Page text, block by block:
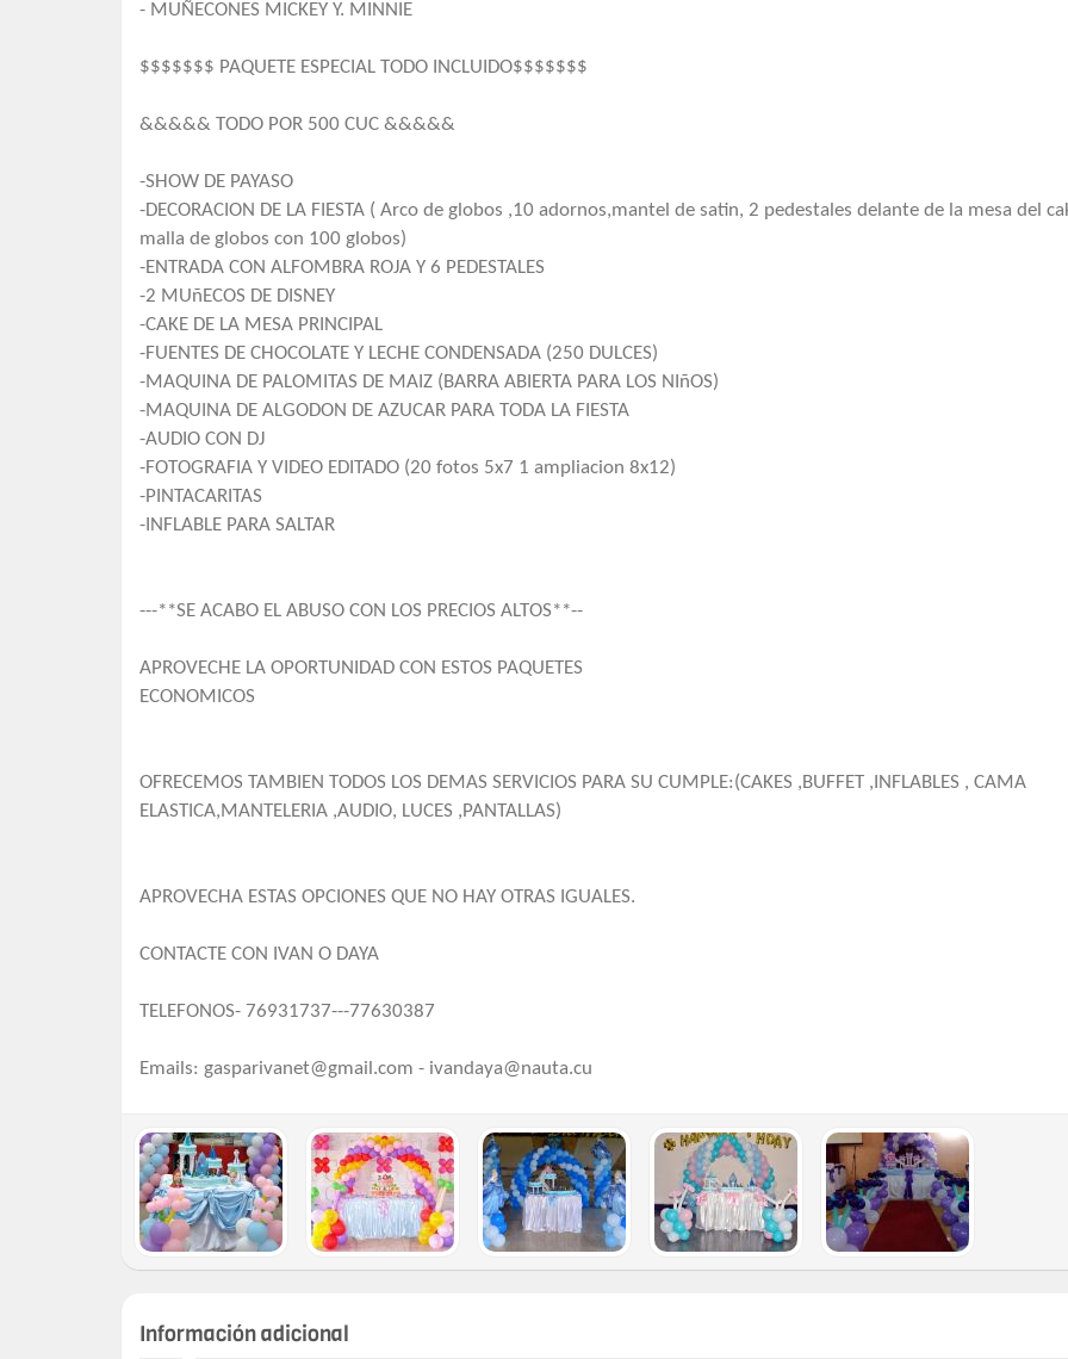
- MUÑECONES MICKEY Y. MINNIE
$$$$$$$ PAQUETE ESPECIAL TODO INCLUIDO$$$$$$$
&&&&& TODO POR 500 CUC &&&&&
-SHOW DE PAYASO
-DECORACION DE LA FIESTA ( Arco de globos ,10 adornos,mantel de satin, 2 pedestales delante de la mesa del
malla de globos con 100 globos)
-ENTRADA CON ALFOMBRA ROJA Y 6 PEDESTALES
-2 MUñECOS DE DISNEY
-CAKE DE LA MESA PRINCIPAL
-FUENTES DE CHOCOLATE Y LECHE CONDENSADA (250 DULCES)
-MAQUINA DE PALOMITAS DE MAIZ (BARRA ABIERTA PARA LOS NIñOS)
-MAQUINA DE ALGODON DE AZUCAR PARA TODA LA FIESTA
-AUDIO CON DJ
-FOTOGRAFIA Y VIDEO EDITADO (20 fotos 5x7 1 ampliacion 8x12)
-PINTACARITAS
-INFLABLE PARA SALTAR
---**SE ACABO EL ABUSO CON LOS PRECIOS ALTOS**--
APROVECHE LA OPORTUNIDAD CON ESTOS PAQUETES
ECONOMICOS
OFRECEMOS TAMBIEN TODOS LOS DEMAS SERVICIOS PARA SU CUMPLE:(CAKES ,BUFFET ,INFLABLES , CAMA
ELASTICA,MANTELERIA ,AUDIO, LUCES ,PANTALLAS)
APROVECHA ESTAS OPCIONES QUE NO HAY OTRAS IGUALES.
CONTACTE CON IVAN O DAYA
TELEFONOS- 76931737---77630387
Emails: gasparivanet@gmail.com - ivandaya@nauta.cu
Información adicional